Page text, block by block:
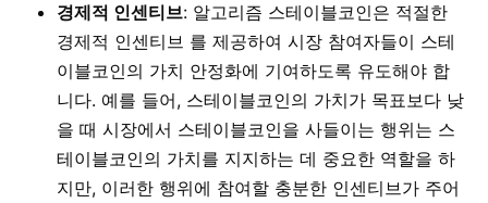
경제적 인센티브: 알고리즘 스테이블코인은 적절한
경제적 인센티브 를 제공하여 시장 참여자들이 스테
이블코인의 가치 안정화에 기여하도록 유도해야 합
니다. 예를 들어, 스테이블코인의 가치가 목표보다 낮
을 때 시장에서 스테이블코인을 사들이는 행위는 스
테이블코인의 가치를 지지하는 데 중요한 역할을 하
지만, 이러한 행위에 참여할 충분한 인센티브가 주어